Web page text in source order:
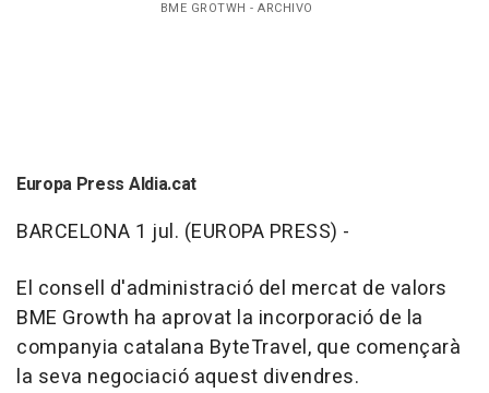
BME GROTWH - ARCHIVO
Europa Press Aldia.cat
BARCELONA 1 jul. (EUROPA PRESS) -
El consell d'administració del mercat de valors
BME Growth ha aprovat la incorporació de la
companyia catalana ByteTravel, que començarà
la seva negociació aquest divendres.